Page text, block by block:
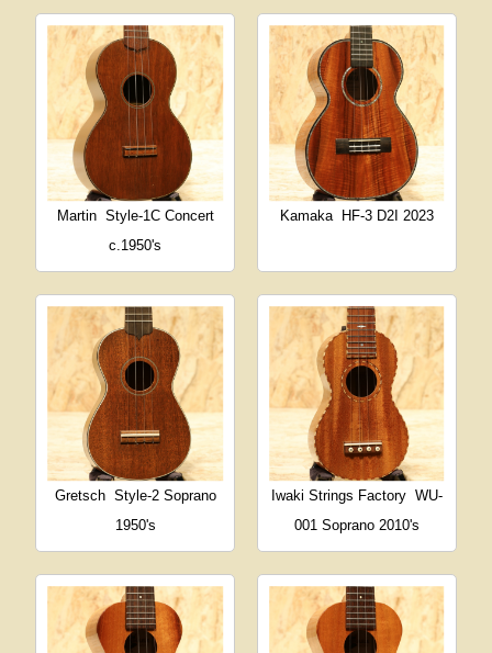
Martin Style-1C Concert
c.1950's
Kamaka HF-3 D2I 2023
Gretsch Style-2 Soprano
1950's
Iwaki Strings Factory WU-
001 Soprano 2010's